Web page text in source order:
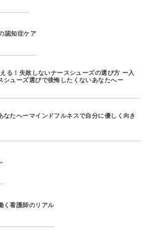
認知症ケア
る！失敗しないナースシューズの選び方 ー入
シューズ選びで後悔したくないあなたへー
なたへーマインドフルネスで自分に優しく向き
く看護師のリアル